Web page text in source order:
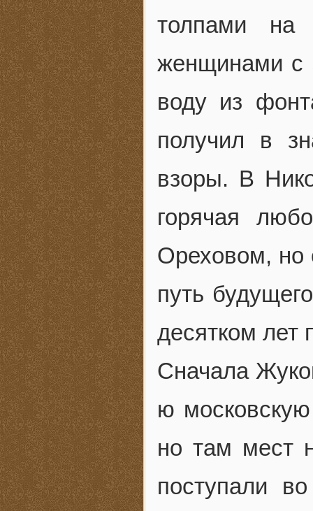
толпами на
женщинами с
воду из
получил в
взоры. В
горячая
Ореховом, но
путь
десятком лет
Сначала
ю
но там мест
поступали